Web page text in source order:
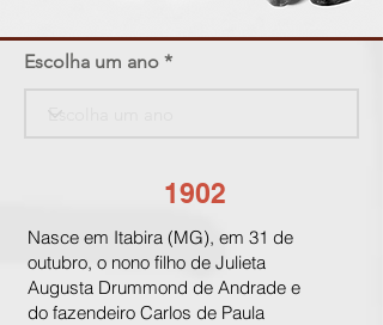
Escolha um ano
1902
Nasce em Itabira (MG), em 31 de
outubro, o nono filho de Julieta
Augusta Drummond de Andrade e
do fazendeiro Carlos de Paula